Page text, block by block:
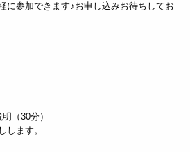
に参加できます♪お申し込みお待ちしてお
（30分）
します。